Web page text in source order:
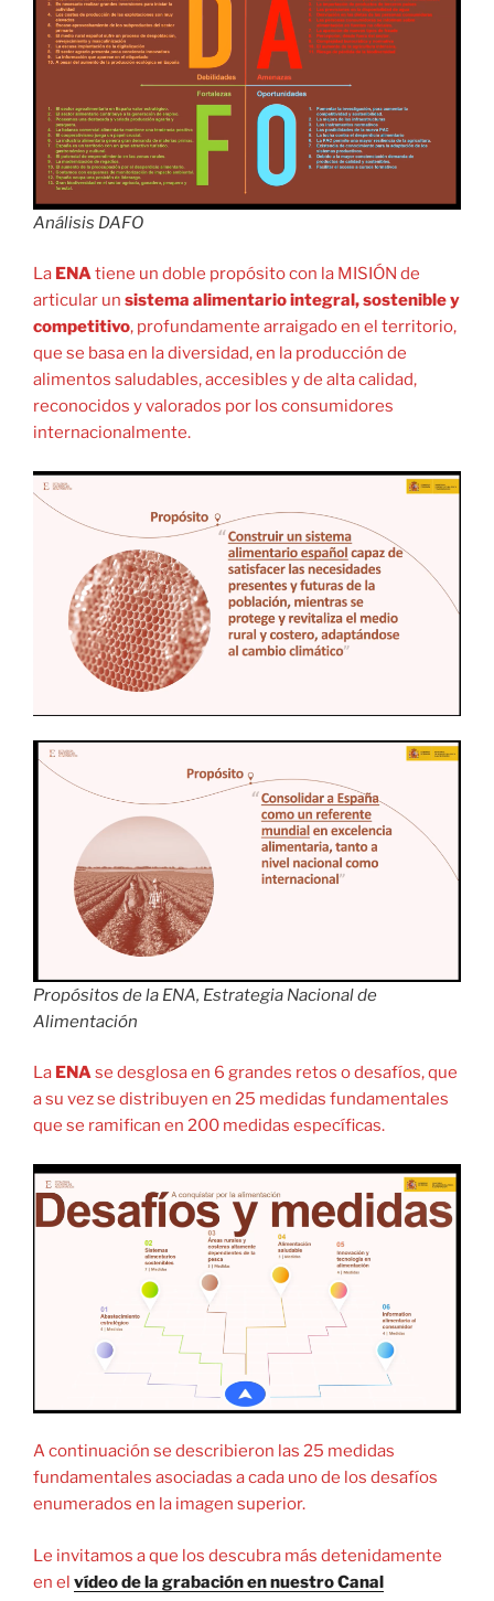
Análisis DAFO
La ENAtiene un doble propósito con la MISIÓN de
articular un sistema alimentario integral, sostenible y
competitivo, profundamente arraigado en el territorio,
que se basa en la diversidad, en la producción de
alimentos saludables, accesibles y de alta calidad,
reconocidos y valorados por los consumidores
internacionalmente.
Propósitos de la ENA, Estrategia Nacional de
Alimentación
La ENAse desglosa en 6 grandes retos o desafíos, que
a su vez se distribuyen en 25 medidas fundamentales
que se ramifican en 200 medidas específicas.
A continuación se describieron las 25 medidas
fundamentales asociadas a cada uno de los desafíos
enumerados en la imagen superior.
Le invitamos a que los descubra más detenidamente
en el vídeo de la grabación en nuestro Canal